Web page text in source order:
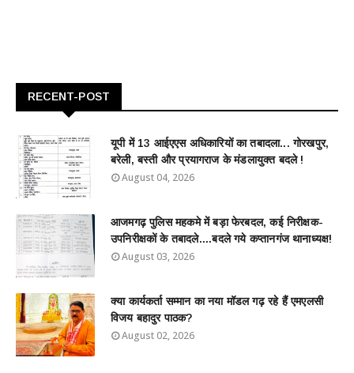
RECENT-POST
यूपी में 13 आईएएस अधिकारियों का तबादला... गोरखपुर,
बरेली, बस्ती और प्रयागराज के मंडलायुक्त बदले !
August 04, 2026
आजमगढ़ पुलिस महकमे में बड़ा फेरबदल, कई निरीक्षक-
उपनिरीक्षकों के तबादले....बदले गये कप्तानगंज थानाध्यक्ष!
August 03, 2026
क्या कार्यकर्ता सम्मान का नया मॉडल गढ़ रहे हैं एमएलसी
विजय बहादुर पाठक?
August 02, 2026